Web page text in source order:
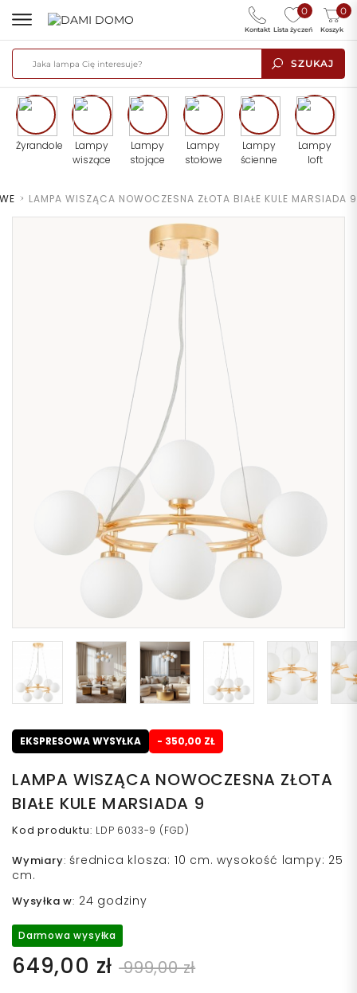
SZUKAJ
0
Lista życzeń
0
Koszyk
Kontakt
Żyrandole
Lampy
wiszące
Lampy
stojące
Lampy
stołowe
Lampy
ścienne
Lampy
loft
> LAMPA WISZĄCA NOWOCZESNA ZŁOTA BIAŁE KULE MARSIADA 9
EKSPRESOWA WYSYŁKA - 350,00 ZŁ
LAMPA WISZĄCA NOWOCZESNA ZŁOTA
BIAŁE KULE MARSIADA 9
Kod produktu: LDP 6033-9 (FGD)
Wymiary: średnica klosza: 10 cm. wysokość lampy: 25
cm.
Wysyłka w: 24 godziny
Darmowa wysyłka
649,00 zł 999,00 zł